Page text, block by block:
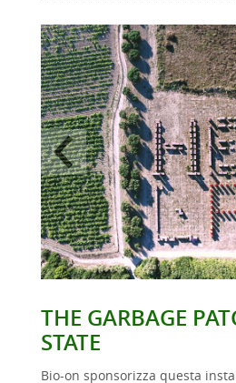
THE GARBAGE
STATE
Bio-on sponsorizza questa